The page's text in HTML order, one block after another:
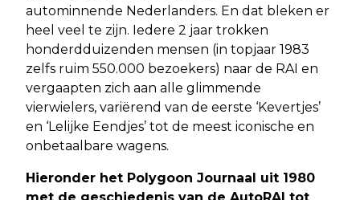
autominnende Nederlanders. En dat bleken er
heel veel te zijn. Iedere 2 jaar trokken
honderdduizenden mensen (in topjaar 1983
zelfs ruim 550.000 bezoekers) naar de RAI en
vergaapten zich aan alle glimmende
vierwielers, variërend van de eerste ‘Kevertjes’
en ‘Lelijke Eendjes’ tot de meest iconische en
onbetaalbare wagens.
Hieronder het Polygoon Journaal uit 1980